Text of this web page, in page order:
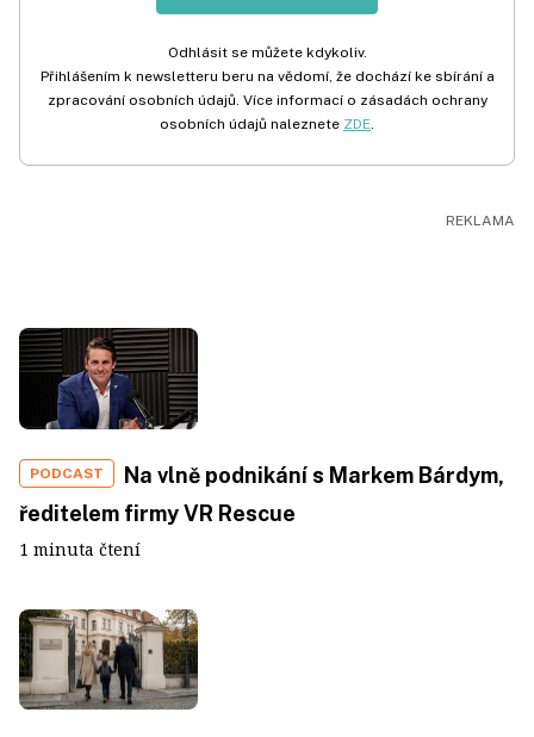
Odhlásit se můžete kdykoliv.
Přihlášením k newsletteru beru na vědomí, že dochází ke sbírání a
zpracování osobních údajů. Více informací o zásadách ochrany
osobních údajů naleznete ZDE.
PODCAST
Na vlně podnikání s Markem Bárdym,
ředitelem firmy VR Rescue
1 minuta čtení